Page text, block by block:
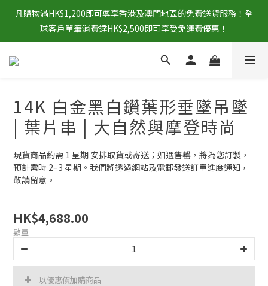
凡購物滿HK$1,200即可尊享香港及澳門地區的免費送貨服務！全
球客戶單筆消費達HK$2,500即可享受免運費優惠！
14K 白金黑白鑽葉形垂墜吊墜
| 葉片串 | 大自然與摩登時尚
現貨商品約需 1 星期 安排取貨或寄送；如遇售罄，將為您訂製，
預計需時 2–3 星期。我們將透過網站及電郵發送訂單進度通知，
敬請留意。
HK$4,688.00
數量
以優惠價加購商品